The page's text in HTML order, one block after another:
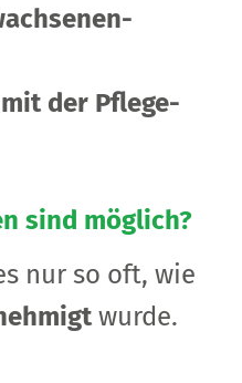
der Pflege-
sind möglich?
nur so oft, wie
wurde.